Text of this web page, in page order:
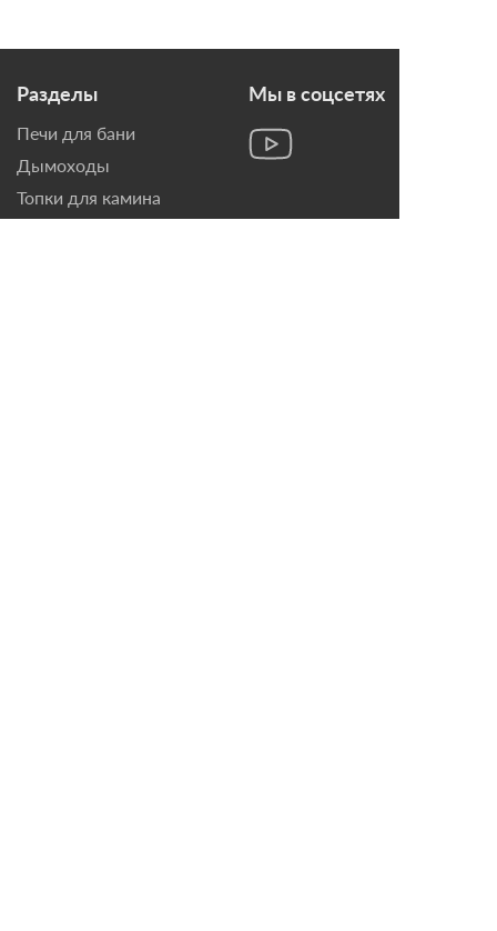
Разделы
Печи для бани
Дымоходы
Топки для камина
Мы в соцсетях